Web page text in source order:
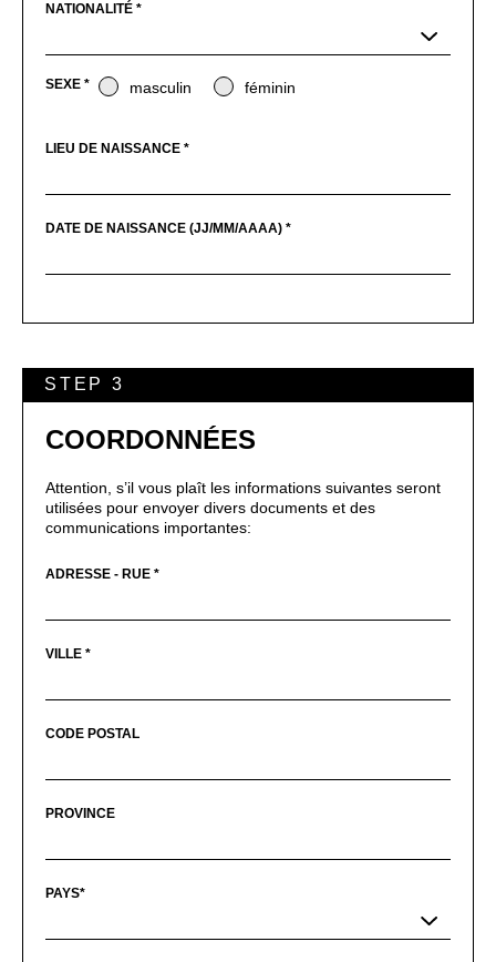
NATIONALITÉ *
SEXE * masculin féminin
LIEU DE NAISSANCE *
DATE DE NAISSANCE (JJ/MM/AAAA) *
STEP 3
COORDONNÉES
Attention, s’il vous plaît les informations suivantes seront
utilisées pour envoyer divers documents et des
communications importantes:
ADRESSE - RUE *
VILLE *
CODE POSTAL
PROVINCE
PAYS*